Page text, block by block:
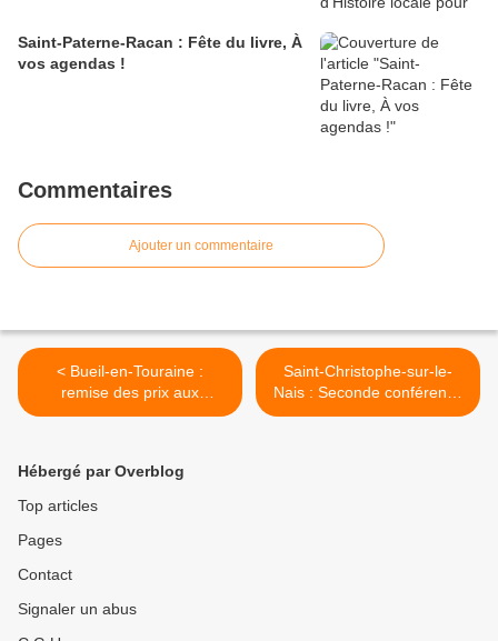
Saint-Paterne-Racan : Fête du livre, À
vos agendas !
Commentaires
Ajouter un commentaire
< Bueil-en-Touraine :
remise des prix aux
lauréats du salon peinture,
Saint-Christophe-sur-le-
Nais : Seconde conférence
d'Histoire et Patrimoine
Hébergé par Overblog
Top articles
Pages
Contact
Signaler un abus